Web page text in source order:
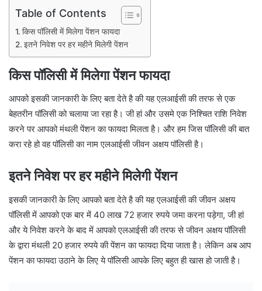
Table of Contents
किस पॉलिसी में मिलेगा पेंशन फायदा
इतने निवेश पर हर महीने मिलेगी पेंशन
किस पॉलिसी में मिलेगा पेंशन फायदा
आपको इसकी जानकारी के लिए बता देते है की यह एलआईसी की तरफ से एक
बेहतरीन पॉलिसी को चलाया जा रहा है। जी हां और उसमे एक निश्चित राशि निवेश
करने पर आपको मंथली पेंशन का फायदा मिलता है। और हम जिस पॉलिसी की बात
करा रहे हो वह पॉलिसी का नाम एलआईसी जीवन अक्षय पॉलिसी है।
इतने निवेश पर हर महीने मिलेगी पेंशन
इसकी जानकारी के लिए आपको बता देते है की यह एलआईसी की जीवन अक्षय
पॉलिसी में आपको एक बार में 40 लाख 72 हजार रुपये जमा करना पड़ेगा, जी हां
और ये निवेश करने के बाद में आपको एलआईसी की तरफ से जीवन अक्षय पॉलिसी
के द्वारा मंथली 20 हजार रुपये की पेंशन का फायदा दिया जाता है। लेकिन अब आप
पेंशन का फायदा उठाने के लिए ये पॉलिसी आपके लिए बहुत ही खास हो जाती है।